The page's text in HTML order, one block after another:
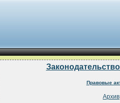
Правовые
Архив